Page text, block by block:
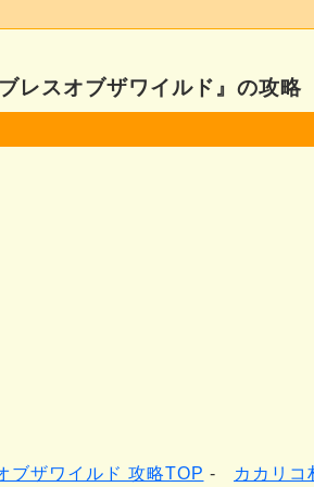
レスオブザワイルド』の攻略
ブザワイルド 攻略TOP カカリコ